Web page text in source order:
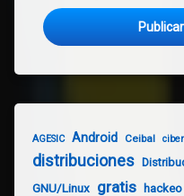
AGESIC Android Ceibal
distribuciones
GNU/Linux gratis hackeo